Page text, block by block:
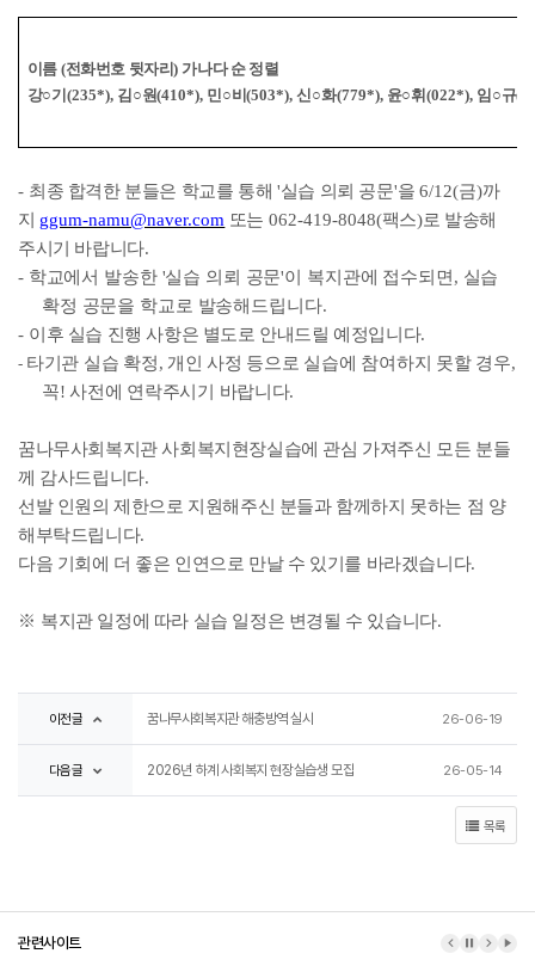
이름 (전화번호 뒷자리) 가나다 순 정렬
강○기(235*), 김 ○원(410*), 민○비(503*),신○화(779*), 윤○휘 (022*), 임 ○규
- 최종 합격한 분들은 학교를 통해 '실습 의뢰 공문'을 6/12(금)까
지 ggum-namu@naver.com 또는 062-419-8048(팩스)로 발송해
주시기 바랍니다.
- 학교에서 발송한 '실습 의뢰 공문'이 복지관에 접수되면 , 실습
확정 공문을 학교로 발송해드립니다.
- 이후 실습 진행 사항은 별도로 안내드릴 예정입니다.
- 타기관 실습 확정, 개인 사정 등으로 실습에 참여하지 못할 경우,
꼭!사전에 연락주시기 바랍니다.
꿈나무사회복지관 사회복지현장실습에 관심 가져주신 모든 분들
께 감사드립니다.
선발 인원의 제한으로 지원해주신 분들과 함께하지 못하는 점 양
해부탁드립니다.
다음 기회에 더 좋은 인연으로 만날 수 있기를 바라겠습니다.
※ 복지관 일정에 따라 실습 일정은 변경될 수 있습니다.
이전글 꿈나무사회복지관 해충방역 실시 26-06-19
다음글 2026년 하계 사회복지 현장실습생 모집 26-05-14
목록
관련사이트 이전 배너
배너 정지
다음 배
배